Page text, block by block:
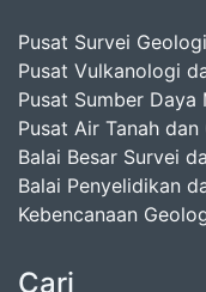
Pusat Survei Geologi
Pusat Vulkanologi
Pusat Sumber Daya
Pusat Air Tanah
Balai Besar Survei
Balai Penyelidikan
Kebencanaan
Cari